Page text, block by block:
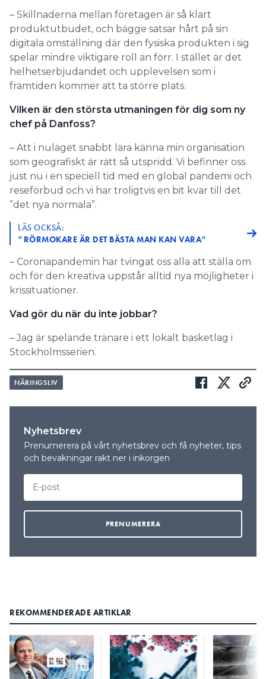
– Skillnaderna mellan företagen är så klart
produktutbudet, och bägge satsar hårt på sin
digitala omställning där den fysiska produkten i sig
spelar mindre viktigare roll än förr. I stället är det
helhetserbjudandet och upplevelsen som i
framtiden kommer att ta större plats.
Vilken är den största utmaningen för dig som ny
chef på Danfoss?
– Att i nuläget snabbt lära känna min organisation
som geografiskt är rätt så utspridd. Vi befinner oss
just nu i en speciell tid med en global pandemi och
reseförbud och vi har troligtvis en bit kvar till det
”det nya normala”.
LÄS OCKSÅ:
”RÖRMOKARE ÄR DET BÄSTA MAN KAN VARA”
– Coronapandemin har tvingat oss alla att ställa om
och för den kreativa uppstår alltid nya möjligheter i
krissituationer.
Vad gör du när du inte jobbar?
– Jag är spelande tränare i ett lokalt basketlag i
Stockholmsserien.
NÄRINGSLIV
Nyhetsbrev
Prenumerera på vårt nyhetsbrev och få nyheter, tips
och bevakningar rakt ner i inkorgen
REKOMMENDERADE ARTIKLAR